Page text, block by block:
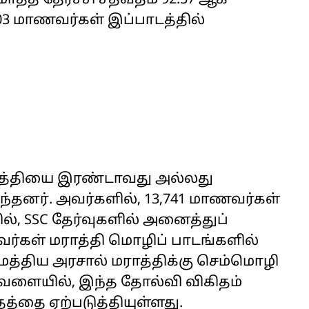
மாணவர்கள் இப்பாடத்தில்
இரண்டாவது அல்லது
அவர்களில், 13,741 மாணவர்கள்
SSC தேர்வுகளில் அனைத்துப்
மராத்தி மொழிப் பாடங்களில்
அரசால் மராத்திக்கு செம்மொழி
இந்த தோல்வி விகிதம்
ஏற்படுத்தியுள்ளது.